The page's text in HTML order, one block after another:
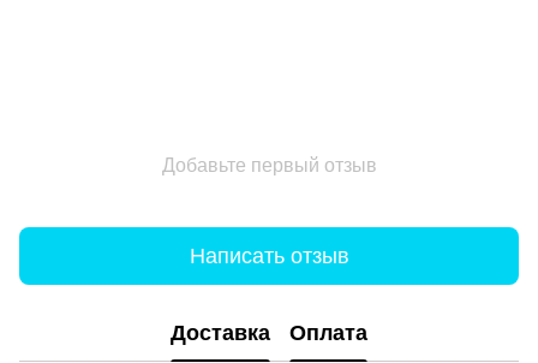
Добавьте первый отзыв
Написать отзыв
Доставка Оплата